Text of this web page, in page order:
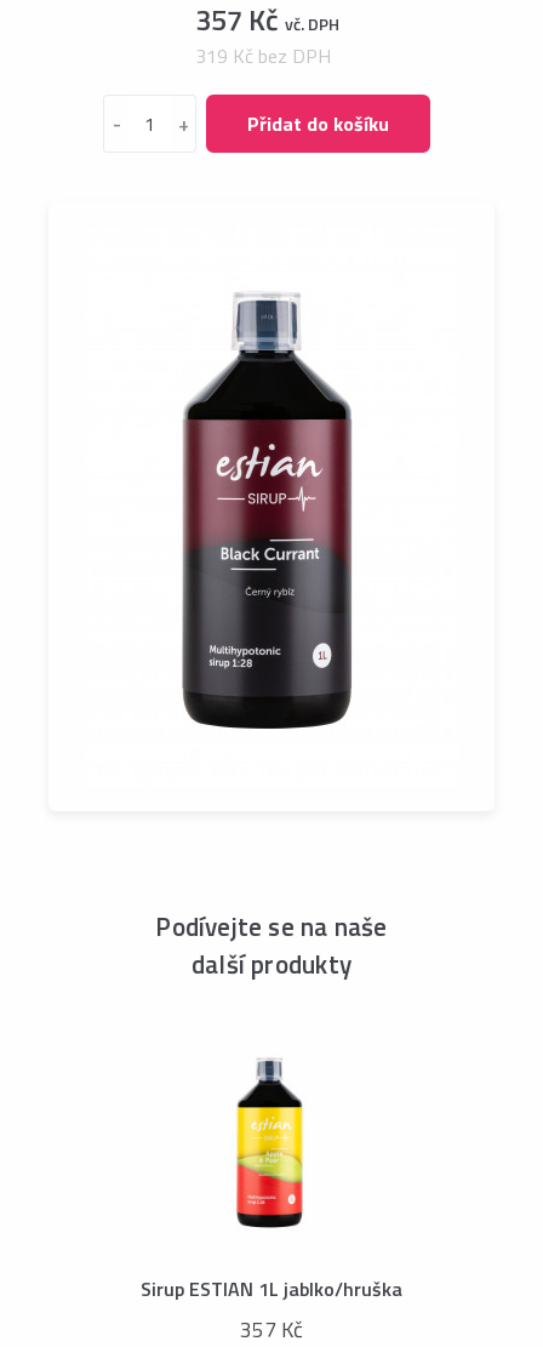
357 Kč vč. DPH
319 Kč bez DPH
- + Přidat do košíku
Podívejte se na naše
další produkty
Sirup ESTIAN 1L jablko/hruška
357 Kč